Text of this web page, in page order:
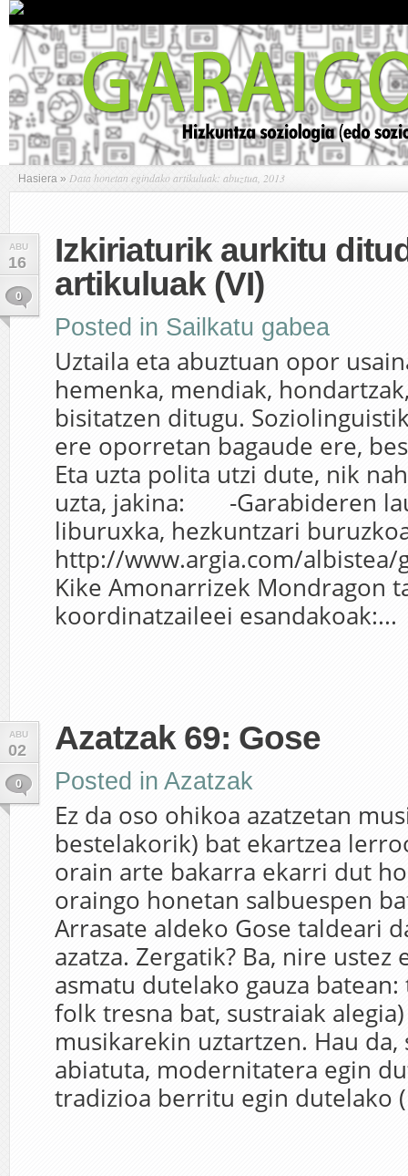
Hasiera » Data honetan egindako artikuluak: abuztua, 2013
ABU
16
0
Izkiriaturik aurkitu
artikuluak (VI)
Posted in Sailkatu gabea
Uztaila eta abuztuan opor
hemenka, mendiak,
bisitatzen ditugu.
ere oporretan bagaude ere,
Eta uzta polita utzi dute, nik
uzta, jakina: -Garabideren
liburuxka, hezkuntzari
http://www.argia.com/
Kike Amonarrizek Mondragon
koordinatzaileei esandakoak:...
ABU
02
0
Azatzak 69: Gose
Posted in Azatzak
Ez da oso ohikoa azatzetan
bestelakorik) bat ekartzea
orain arte bakarra ekarri dut
oraingo honetan salbuespen
Arrasate aldeko Gose taldeari
azatza. Zergatik? Ba, nire ustez
asmatu dutelako gauza
folk tresna bat, sustraiak
musikarekin uztartzen. Hau
abiatuta, modernitatera egin
tradizioa berritu egin dutelako